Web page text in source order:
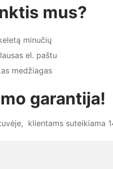
mus?
minučių
el. paštu
medžiagas
garantija!
klientams suteikiama